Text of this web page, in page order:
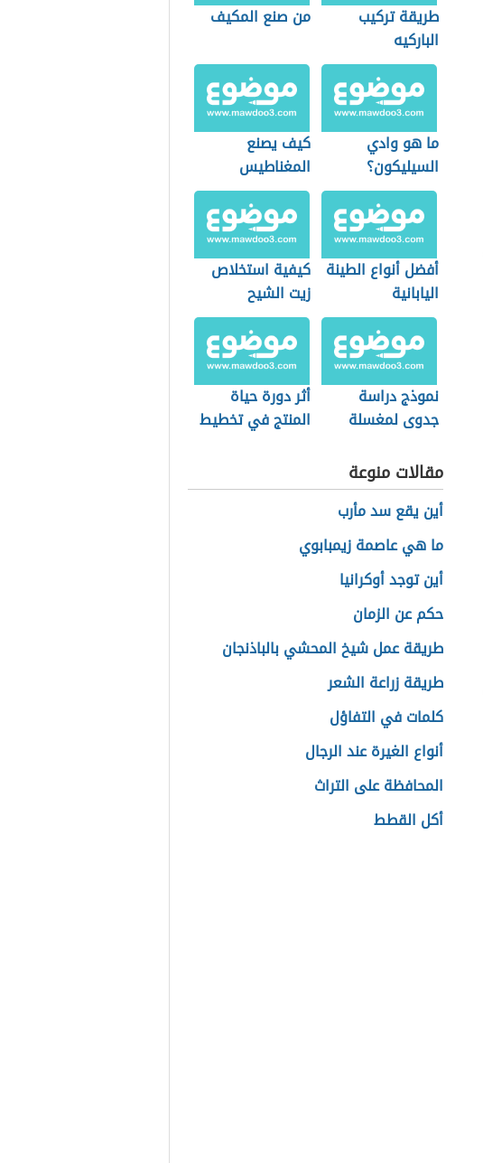
طريقة تركيب
الباركيه
من صنع المكيف
ما هو وادي
السيليكون؟
كيف يصنع
المغناطيس
أفضل أنواع الطينة
اليابانية
كيفية استخلاص
زيت الشيح
نموذج دراسة
جدوى لمغسلة
أثر دورة حياة
المنتج في تخطيط
مقالات منوعة
أين يقع سد مأرب
ما هي عاصمة زيمبابوي
أين توجد أوكرانيا
حكم عن الزمان
طريقة عمل شيخ المحشي بالباذنجان
طريقة زراعة الشعر
كلمات في التفاؤل
أنواع الغيرة عند الرجال
المحافظة على التراث
أكل القطط